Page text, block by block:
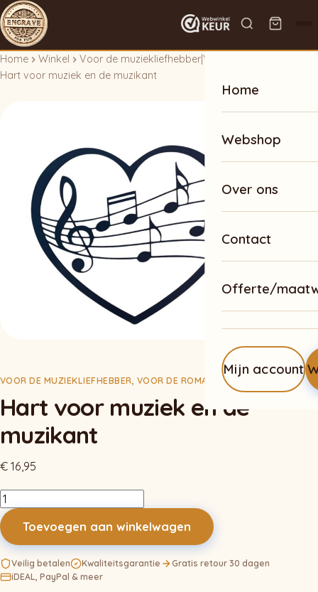
Home
Webshop
Over ons
Contact
Offerte/
Mijn account
Home Winkel Voor de muziekliefhebberVoor de romanticus
Hart voor muziek en de muzikant
VOOR DE MUZIEKLIEFHEBBER, VOOR DE ROMANTICUS
Hart voor muziek en de
muzikant
€ 16,95
Hart
voor
muziek
de
Toevoegen aan winkelwagen
Veilig betalen Kwaliteitsgarantie
Gratis retour 30 dagen
iDEAL, PayPal & meer